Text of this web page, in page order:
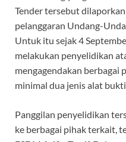
Tender tersebut
pelanggaran Undang-
Untuk itu sejak 4
melakukan penyelidikan
mengagendakan berbagai
minimal dua jenis alat
Panggilan penyelidikan
ke berbagai pihak terkait,